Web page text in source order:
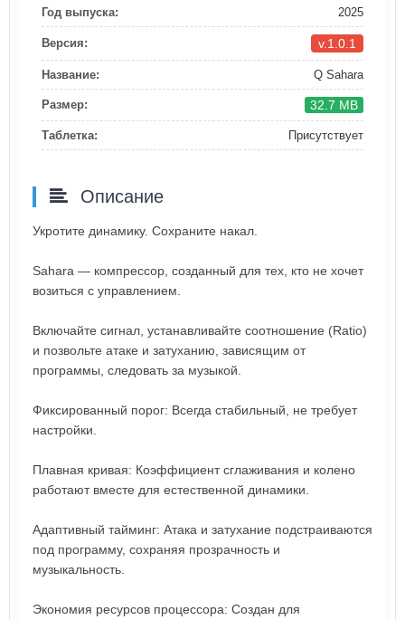
Год выпуска: 2025
Версия: v.1.0.1
Название: Q Sahara
Размер: 32.7 MB
Таблетка: Присутствует
Описание
Укротите динамику. Сохраните накал.
Sahara — компрессор, созданный для тех, кто не хочет
возиться с управлением.
Включайте сигнал, устанавливайте соотношение (Ratio)
и позвольте атаке и затуханию, зависящим от
программы, следовать за музыкой.
Фиксированный порог: Всегда стабильный, не требует
настройки.
Плавная кривая: Коэффициент сглаживания и колено
работают вместе для естественной динамики.
Адаптивный тайминг: Атака и затухание подстраиваются
под программу, сохраняя прозрачность и
музыкальность.
Экономия ресурсов процессора: Создан для